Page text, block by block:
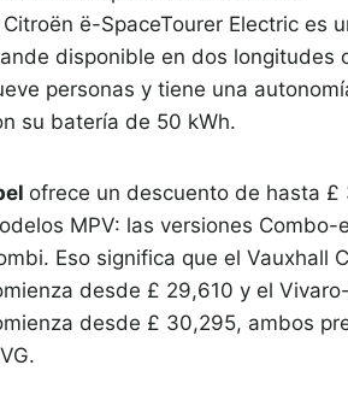
Citroën ë-SpaceTourer Electric es
disponible en dos longitudes
personas y tiene una
su batería de 50 kWh.
ofrece un descuento de hasta £
MPV: las versiones
Eso significa que el Vauxhall
desde £ 29,610 y el
desde £ 30,295, ambos